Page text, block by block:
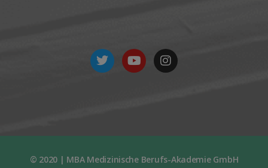
© 2020 | MBA Medizinische Berufs-Akademie GmbH